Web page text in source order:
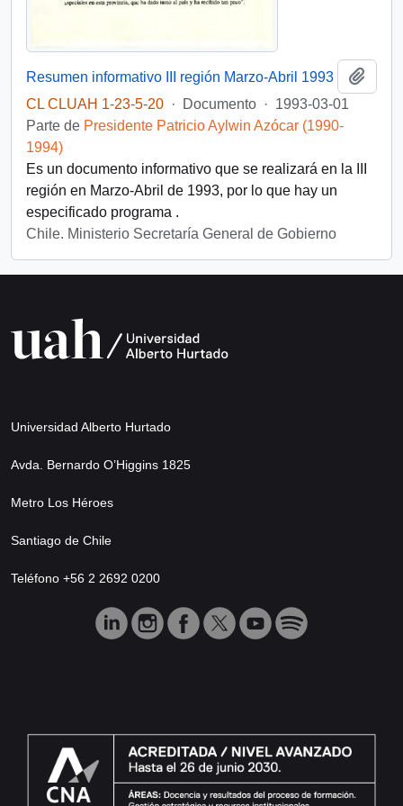
Resumen informativo III región Marzo-Abril 1993
CL CLUAH 1-23-5-20 · Documento · 1993-03-01
Parte de Presidente Patricio Aylwin Azócar (1990-
1994)
Es un documento informativo que se realizará en la III
región en Marzo-Abril de 1993, por lo que hay un
especificado programa .
Chile. Ministerio Secretaría General de Gobierno
Universidad Alberto Hurtado
Avda. Bernardo O’Higgins 1825
Metro Los Héroes
Santiago de Chile
Teléfono +56 2 2692 0200